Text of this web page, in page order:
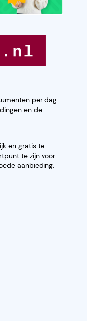
per dag
en de
en gratis te
te zijn voor
aanbieding.